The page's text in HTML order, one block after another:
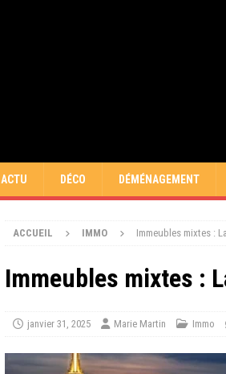
ACTU DÉCO DÉMÉNAGEMENT
ACCUEIL IMMO Immeubles mixtes :
Immeubles mixtes :
janvier 31, 2025 Marie Martin Immo